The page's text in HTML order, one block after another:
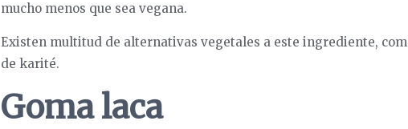
mucho menos que sea vegana.
Existen multitud de alternativas vegetales a este ingrediente,
de karité.
Goma laca